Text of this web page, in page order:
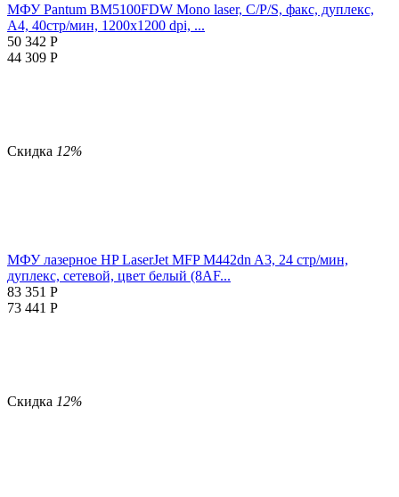
МФУ Pantum BM5100FDW Mono laser, C/P/S, факс, дуплекс,
A4, 40стр/мин, 1200x1200 dpi, ...
50 342 Р
44 309 Р
Скидка 12%
МФУ лазерное HP LaserJet MFP M442dn A3, 24 стр/мин,
дуплекс, сетевой, цвет белый (8AF...
83 351 Р
73 441 Р
Скидка 12%